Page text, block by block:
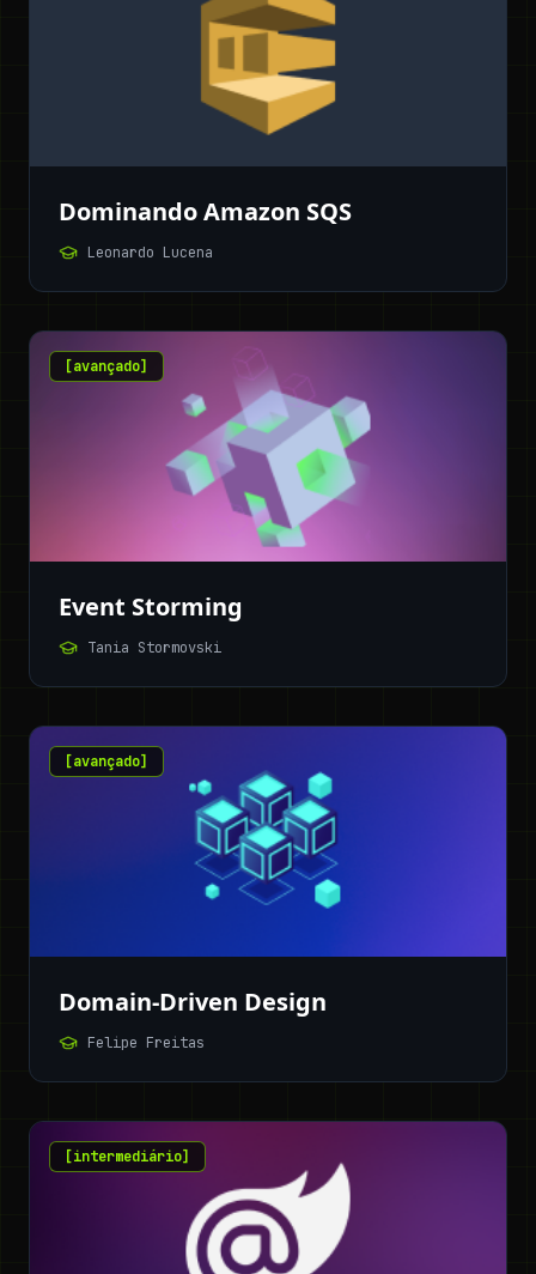
Dominando Amazon SQS
Leonardo Lucena
[avançado]
Event Storming
Tania Stormovski
[avançado]
Domain-Driven Design
Felipe Freitas
[intermediário]